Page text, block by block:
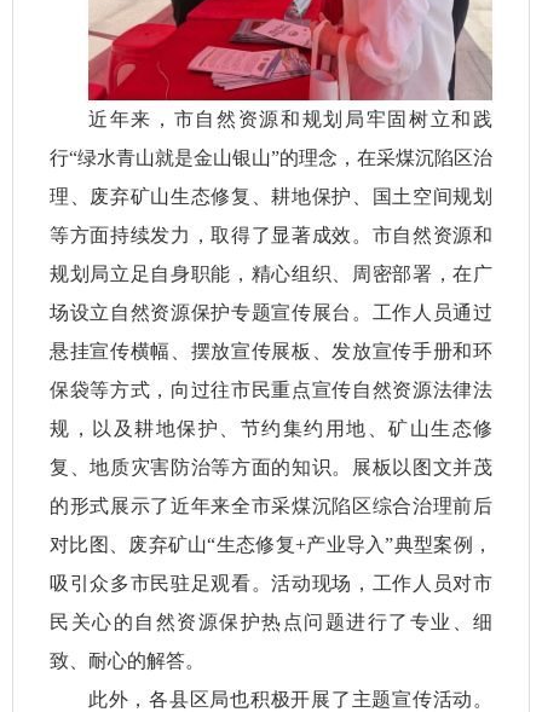
近年来，市自然资源和规划局牢固树立和践
行“绿水青山就是金山银山”的理念，在采煤沉陷区治
理、废弃矿山生态修复、耕地保护、国土空间规划
等方面持续发力，取得了显著成效。市自然资源和
规划局立足自身职能，精心组织、周密部署，在广
场设立自然资源保护专题宣传展台。工作人员通过
悬挂宣传横幅、摆放宣传展板、发放宣传手册和环
保袋等方式，向过往市民重点宣传自然资源法律法
规，以及耕地保护、节约集约用地、矿山生态修
复、地质灾害防治等方面的知识。展板以图文并茂
的形式展示了近年来全市采煤沉陷区综合治理前后
对比图、废弃矿山“生态修复+产业导入”典型案例，
吸引众多市民驻足观看。活动现场，工作人员对市
民关心的自然资源保护热点问题进行了专业、细
致、耐心的解答。
此外，各县区局也积极开展了主题宣传活动。